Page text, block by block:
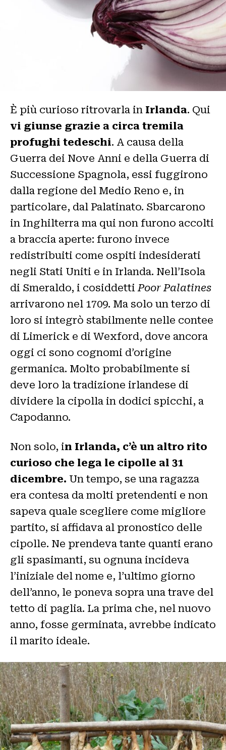
È più curioso ritrovarla in Irlanda. Qui
vi giunse grazie a circa tremila
profughi tedeschi. A causa della
Guerra dei Nove Anni e della Guerra di
Successione Spagnola, essi fuggirono
dalla regione del Medio Reno e, in
particolare, dal Palatinato. Sbarcarono
in Inghilterra ma qui non furono accolti
a braccia aperte: furono invece
redistribuiti come ospiti indesiderati
negli Stati Uniti e in Irlanda. Nell’Isola
di Smeraldo, i cosiddetti Poor Palatines
arrivarono nel 1709. Ma solo un terzo di
loro si integrò stabilmente nelle contee
di Limerick e di Wexford, dove ancora
oggi ci sono cognomi d’origine
germanica. Molto probabilmente si
deve loro la tradizione irlandese di
dividere la cipolla in dodici spicchi, a
Capodanno.
Non solo, in Irlanda, c’è un altro rito
curioso che lega le cipolle al 31
dicembre. Un tempo, se una ragazza
era contesa da molti pretendenti e non
sapeva quale scegliere come migliore
partito, si affidava al pronostico delle
cipolle. Ne prendeva tante quanti erano
gli spasimanti, su ognuna incideva
l’iniziale del nome e, l’ultimo giorno
dell’anno, le poneva sopra una trave del
tetto di paglia. La prima che, nel nuovo
anno, fosse germinata, avrebbe indicato
il marito ideale.